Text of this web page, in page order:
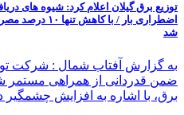
توزیع برق گیلان اعلام کرد: شیوه های
اضطراری بار /
شد
به گزارش آفتاب شمال : شرکت
ضمن قدردانی از همراهی مستمر
برق، با اشاره به افزایش چشمگیر